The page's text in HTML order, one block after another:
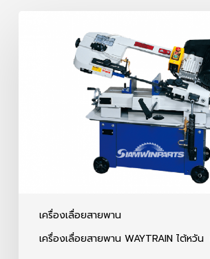
เครื่องเลื่อยสายพาน
เครื่องเลื่อยสายพาน WAYTRAIN ไต้หวัน